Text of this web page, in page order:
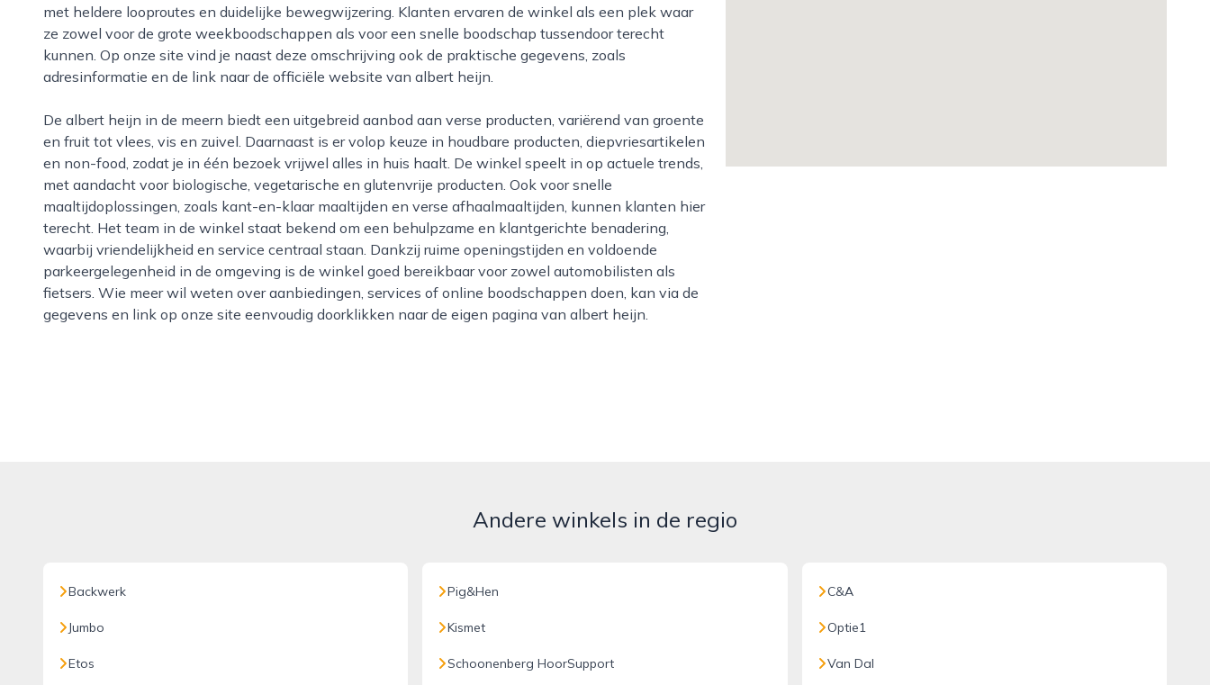
met heldere looproutes en duidelijke bewegwijzering. Klanten ervaren de winkel als een plek waar
ze zowel voor de grote weekboodschappen als voor een snelle boodschap tussendoor terecht
kunnen. Op onze site vind je naast deze omschrijving ook de praktische gegevens, zoals
adresinformatie en de link naar de officiële website van albert heijn.
De albert heijn in de meern biedt een uitgebreid aanbod aan verse producten, variërend van groente
en fruit tot vlees, vis en zuivel. Daarnaast is er volop keuze in houdbare producten, diepvriesartikelen
en non-food, zodat je in één bezoek vrijwel alles in huis haalt. De winkel speelt in op actuele trends,
met aandacht voor biologische, vegetarische en glutenvrije producten. Ook voor snelle
maaltijdoplossingen, zoals kant-en-klaar maaltijden en verse afhaalmaaltijden, kunnen klanten hier
terecht. Het team in de winkel staat bekend om een behulpzame en klantgerichte benadering,
waarbij vriendelijkheid en service centraal staan. Dankzij ruime openingstijden en voldoende
parkeergelegenheid in de omgeving is de winkel goed bereikbaar voor zowel automobilisten als
fietsers. Wie meer wil weten over aanbiedingen, services of online boodschappen doen, kan via de
gegevens en link op onze site eenvoudig doorklikken naar de eigen pagina van albert heijn.
Andere winkels in de regio
Backwerk
Jumbo
Etos
Pig&Hen
Kismet
Schoonenberg HoorSupport
C&A
Optie1
Van Dal